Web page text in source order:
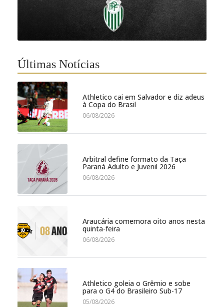
Últimas Notícias
Athletico cai em Salvador e diz adeus
à Copa do Brasil
06/08/2026
Arbitral define formato da Taça
Paraná Adulto e Juvenil 2026
06/08/2026
Araucária comemora oito anos nesta
quinta-feira
06/08/2026
Athletico goleia o Grêmio e sobe
para o G4 do Brasileiro Sub-17
05/08/2026